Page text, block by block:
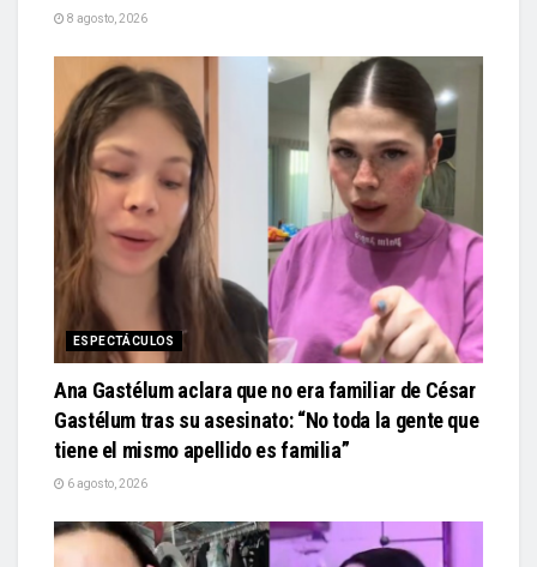
8 agosto, 2026
ESPECTÁCULOS
Ana Gastélum aclara que no era familiar de César
Gastélum tras su asesinato: “No toda la gente que
tiene el mismo apellido es familia”
6 agosto, 2026